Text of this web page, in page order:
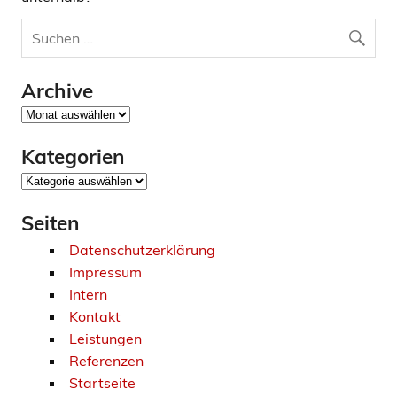
Archive
Archive
Kategorien
Kategorien
Seiten
Datenschutzerklärung
Impressum
Intern
Kontakt
Leistungen
Referenzen
Startseite